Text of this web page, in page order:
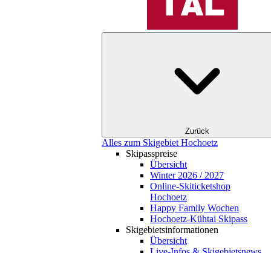
Zurück
Alles zum Skigebiet Hochoetz
Skipasspreise
Übersicht
Winter 2026 / 2027
Online-Skiticketshop
Hochoetz
Happy Family Wochen
Hochoetz-Kühtai Skipass
Skigebietsinformationen
Übersicht